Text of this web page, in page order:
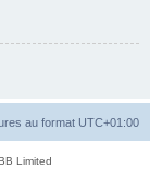
au format UTC+01:00
Limited